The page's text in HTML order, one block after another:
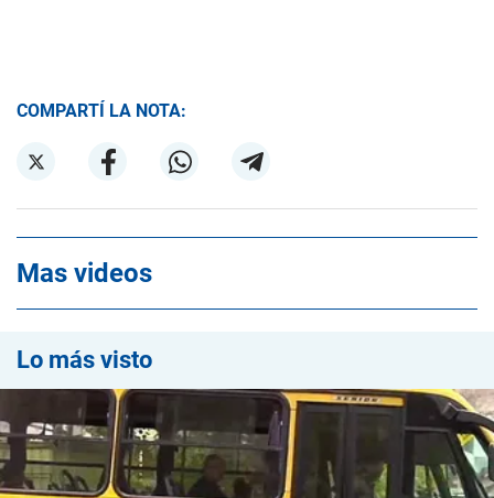
COMPARTÍ LA NOTA:
Mas videos
Lo más visto